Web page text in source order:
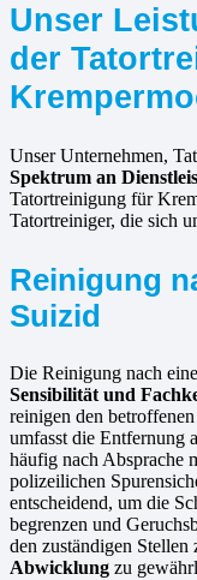
Unser
der
Unser Unternehmen,
Spektrum an
Tatortreinigung für
Tatortreiniger, die sich
Reinigung
Suizid
Die Reinigung nach
Sensibilität und
reinigen den
umfasst die Entfernung
häufig nach Absprache
polizeilichen
entscheidend, um die
begrenzen und
den zuständigen Stellen
Abwicklung zu